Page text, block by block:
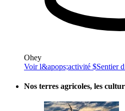
Ohey
Voir l&apops;activité $Sentier
Nos terres agricoles, les